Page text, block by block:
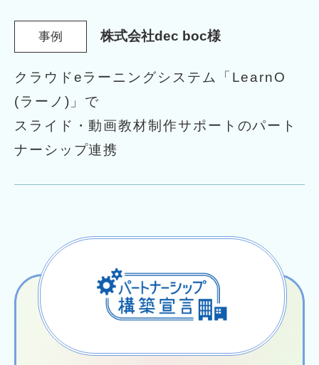
事例 株式会社dec boc様
クラウドeラーニングシステム「LearnO
(ラーノ)」で
スライド・動画教材制作サポートのパート
ナーシップ連携